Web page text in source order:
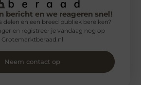
bericht en we reageren snel!
delen en een breed publiek bereiken?
en registreer je vandaag nog op
Grotemarktberaad.nl
Neem contact op